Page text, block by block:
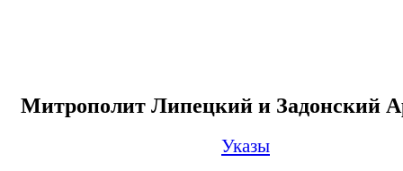
Митрополит Липецкий и Задонский
Указы